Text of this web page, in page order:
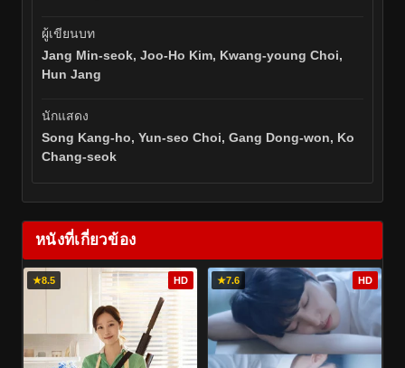
ผู้เขียนบท
Jang Min-seok, Joo-Ho Kim, Kwang-young Choi,
Hun Jang
นักแสดง
Song Kang-ho, Yun-seo Choi, Gang Dong-won, Ko
Chang-seok
หนังที่เกี่ยวข้อง
★8.5 HD ★7.6 HD